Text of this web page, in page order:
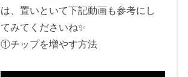
は、置いといて下記動画も参考にし
てみてくださいね✨
①チップを増やす方法